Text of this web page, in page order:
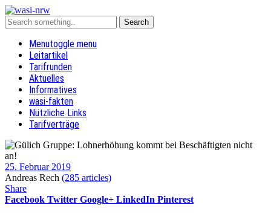
Menutoggle menu
Leitartikel
Tarifrunden
Aktuelles
Informatives
wasi-fakten
Nützliche Links
Tarifverträge
25. Februar 2019
Andreas Rech (285 articles)
Share
Facebook Twitter Google+ LinkedIn Pinterest